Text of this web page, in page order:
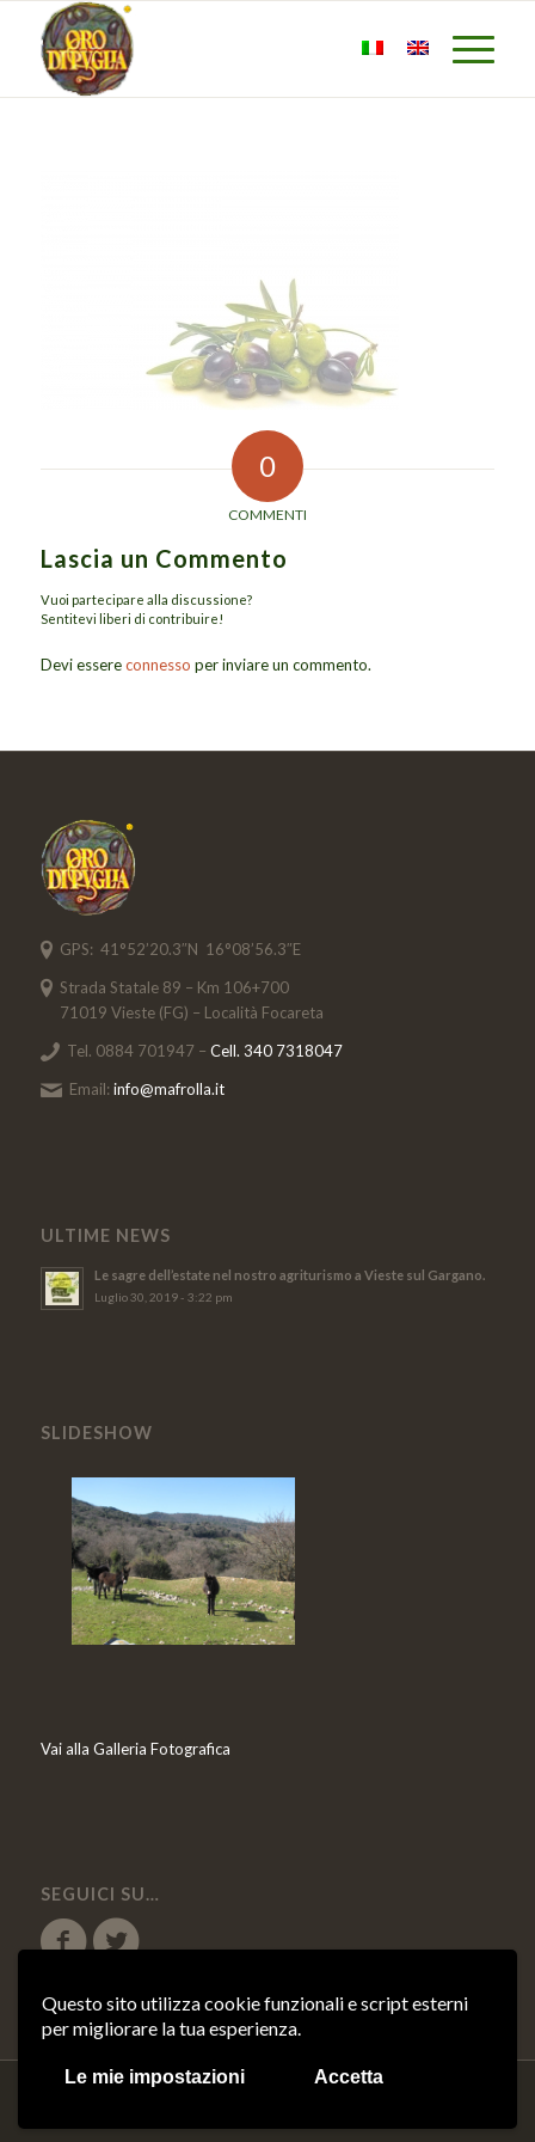
Questo sito utilizza cookie funzionali e script esterni
per migliorare la tua esperienza.
Le mie impostazioni Accetta
0
COMMENTI
Lascia un Commento
Vuoi partecipare alla discussione?
Sentitevi liberi di contribuire!
Devi essereconnesso per inviare un commento.
GPS: 41°52’20.3″N 16°08’56.3″E
Strada Statale 89 – Km 106+700
71019 Vieste (FG) – Località Focareta
Tel. 0884 701947 –Cell. 340 7318047
Email:info@mafrolla.it
ULTIME NEWS
Le sagre dell’estate nel nostro agriturismo a Vieste sul Gargano.
Luglio 30, 2019 - 3:22 pm
SLIDESHOW
Vai alla Galleria Fotografica
SEGUICI SU…
© Copyright 2018 - Oro di Puglia s.r.l. - P.IVA 04158410714 |